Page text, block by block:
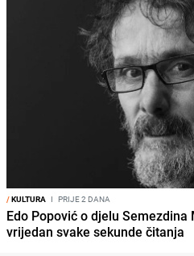
/KULTURA I PRIJE 2 DANA
Edo Popović o djelu
vrijedan svake sekunde čitanja